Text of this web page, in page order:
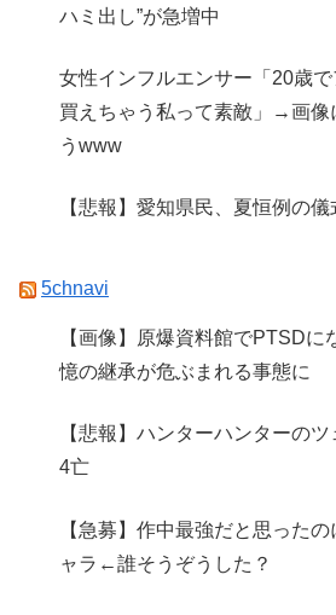
ハミ出し”が急増中
女性インフルエンサー「20歳
買えちゃう私って素敵」→画像
うwww
【悲報】愛知県民、夏恒例の
5chnavi
【画像】原爆資料館でPTSDに
憶の継承が危ぶまれる事態に
【悲報】ハンターハンターのツ
4亡
【急募】作中最強だと思った
ャラ←誰そうぞうした？